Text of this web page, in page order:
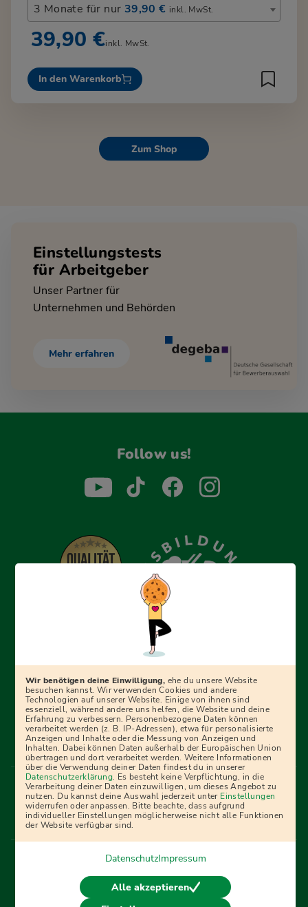
3 Monate für nur 39,90 € inkl. MwSt.
39,90 €inkl. MwSt.
In den Warenkorb
Zum Shop
Einstellungstests
für Arbeitgeber
Unser Partner für
Unternehmen und Behörden
Mehr erfahren
Follow us!
Erfolgreich bewerben mit Ausbildungspark: Wir
begleiten dich Schritt für Schritt bei deinem Start in den
Ratgebern und Prüfungspaketen, interaktiven
Videokursen und vielem mehr. Für alle, die was werden
wollen!
Menü Fußleiste
Impressum Bildquellen Presse
Mediadaten
Partner
AGB Datenschutz
Widerrufsbelehrung
Bestellung
Affiliate Partner Cookies
Vertrag widerrufen
Wir benötigen deine Einwilligung, ehe du unsere Website
besuchen kannst. Wir verwenden Cookies und andere
Technologien auf unserer Website. Einige von ihnen sind
essenziell, während andere uns helfen, die Website und deine
Erfahrung zu verbessern. Personenbezogene Daten können
verarbeitet werden (z. B. IP-Adressen), etwa für personalisierte
Anzeigen und Inhalte oder die Messung von Anzeigen und
Inhalten. Dabei können Daten außerhalb der Europäischen Union
übertragen und dort verarbeitet werden. Weitere Informationen
über die Verwendung deiner Daten findest du in unserer
Datenschutzerklärung. Es besteht keine Verpflichtung, in die
Verarbeitung deiner Daten einzuwilligen, um dieses Angebot zu
nutzen. Du kannst deine Auswahl jederzeit unter Einstellungen
widerrufen oder anpassen. Bitte beachte, dass aufgrund
individueller Einstellungen möglicherweise nicht alle Funktionen
der Website verfügbar sind.
DatenschutzImpressum
Alle akzeptieren